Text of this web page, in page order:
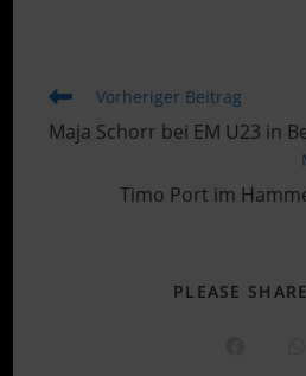
Weitere
ansehen
Vorheriger Beitrag
Maja Schorr bei EM U23 in
Timo Port im
PLEASE